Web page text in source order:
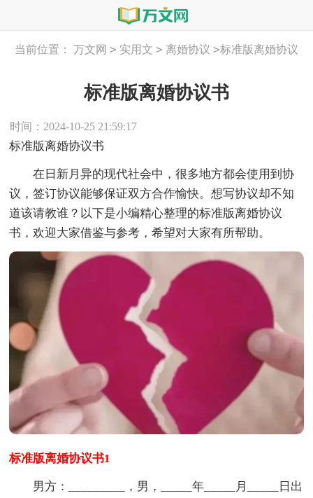
当前位置： 万文网 > 实用文 > 离婚协议 >标准版离婚协议
标准版离婚协议书
时间：2024-10-25 21:59:17
标准版离婚协议书
在日新月异的现代社会中，很多地方都会使用到协
议，签订协议能够保证双方合作愉快。想写协议却不知
道该请教谁？以下是小编精心整理的标准版离婚协议
书，欢迎大家借鉴与参考，希望对大家有所帮助。
标准版离婚协议书1
男方：_________，男，_____年_____月_____日出